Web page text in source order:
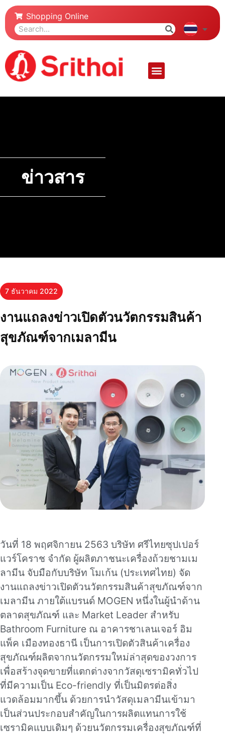
Shopping Online
ข่าวสาร
7 ธันวาคม 2022
งานแถลงข่าวเปิดตัวนวัตกรรมสินค้า
สุขภัณฑ์จากเมลามีน
วันที่ 18 พฤศจิกายน 2563 บริษัท ศรีไทยซุปเปอร์
แวร์โคราช จำกัด ผู้ผลิตภาชนะเครื่องถ้วยชามเม
ลามีน จับมือกับบริษัท โมเก้น (ประเทศไทย) จัด
งานแถลงข่าวเปิดตัวนวัตกรรมสินค้าสุขภัณฑ์จาก
เมลามีน ภายใต้แบรนด์ MOGEN หนึ่งในผู้นำด้าน
ตลาดสุขภัณฑ์ และ Market Leader สำหรับ
Bathroom Furniture ณ อาคารชาเลนเจอร์ อิม
แพ็ค เมืองทองธานี เป็นการเปิดตัวสินค้าเครื่อง
สุขภัณฑ์ผลิตจากนวัตกรรมใหม่ล่าสุดของวงการ
เพื่อสร้างจุดขายที่แตกต่างจากวัสดุเซรามิคทั่วไป
ที่มีความเป็น Eco-friendly ที่เป็นมิตรต่อสิ่ง
แวดล้อมมากขึ้น ด้วยการนำวัสดุเมลามีนเข้ามา
เป็นส่วนประกอบสำคัญในการผลิตแทนการใช้
เซรามิคแบบเดิมๆ ด้วยนวัตกรรมเครื่องสุขภัณฑ์ที่